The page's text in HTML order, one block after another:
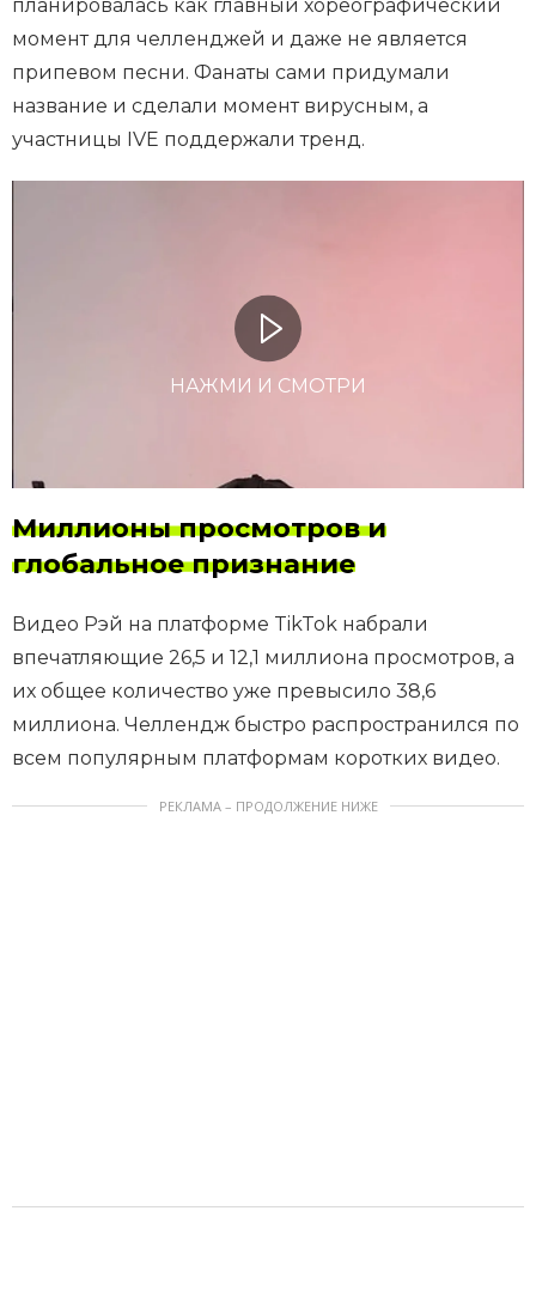
планировалась как главный хореографический
момент для челленджей и даже не является
припевом песни. Фанаты сами придумали
название и сделали момент вирусным, а
участницы IVE поддержали тренд.
НАЖМИ И СМОТРИ
Миллионы просмотров и
глобальное признание
Видео Рэй на платформе TikTok набрали
впечатляющие 26,5 и 12,1 миллиона просмотров, а
их общее количество уже превысило 38,6
миллиона. Челлендж быстро распространился по
всем популярным платформам коротких видео.
РЕКЛАМА – ПРОДОЛЖЕНИЕ НИЖЕ